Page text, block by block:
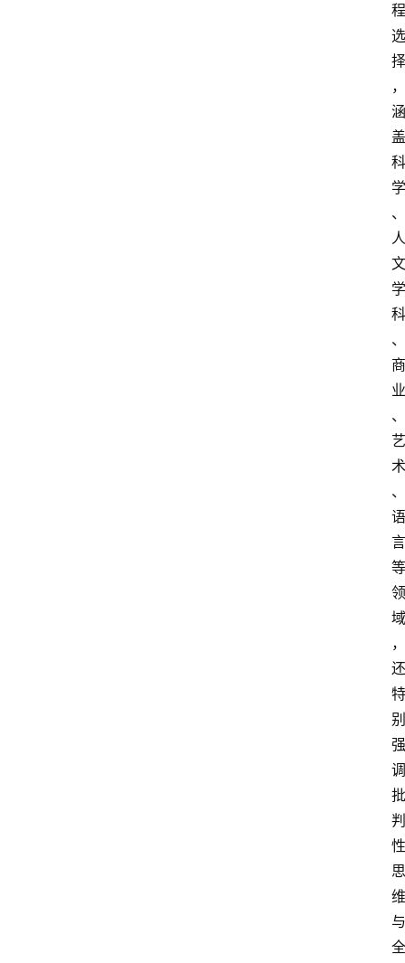
程
选
择
，
涵
盖
科
学
、
人
文
学
科
、
商
业
、
艺
术
、
语
言
等
领
域
，
还
特
别
强
调
批
判
性
思
维
与
全